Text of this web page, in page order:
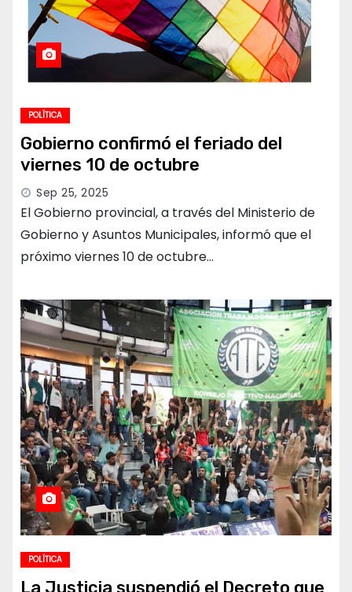
POLÍTICA
Gobierno confirmó el feriado del
viernes 10 de octubre
Sep 25, 2025
El Gobierno provincial, a través del Ministerio de
Gobierno y Asuntos Municipales, informó que el
próximo viernes 10 de octubre…
POLÍTICA
La Justicia suspendió el Decreto que